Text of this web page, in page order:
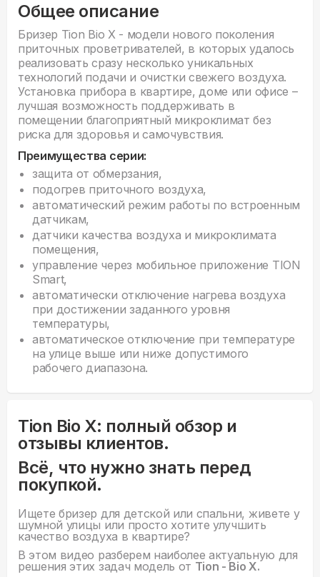
Общее описание
Бризер Tion Bio X - модели нового поколения
приточных проветривателей, в которых удалось
реализовать сразу несколько уникальных
технологий подачи и очистки свежего воздуха.
Установка прибора в квартире, доме или офисе –
лучшая возможность поддерживать в
помещении благоприятный микроклимат без
риска для здоровья и самочувствия.
Преимущества серии:
защита от обмерзания,
подогрев приточного воздуха,
автоматический режим работы по встроенным
датчикам,
датчики качества воздуха и микроклимата
помещения,
управление через мобильное приложение TION
Smart,
автоматически отключение нагрева воздуха
при достижении заданного уровня
температуры,
автоматическое отключение при температуре
на улице выше или ниже допустимого
рабочего диапазона.
Tion Bio X: полный обзор и
отзывы клиентов.
Всё, что нужно знать перед
покупкой.
Ищете бризер для детской или спальни, живете у
шумной улицы или просто хотите улучшить
качество воздуха в квартире?
В этом видео разберем наиболее актуальную для
решения этих задач модель от Tion - Bio X.